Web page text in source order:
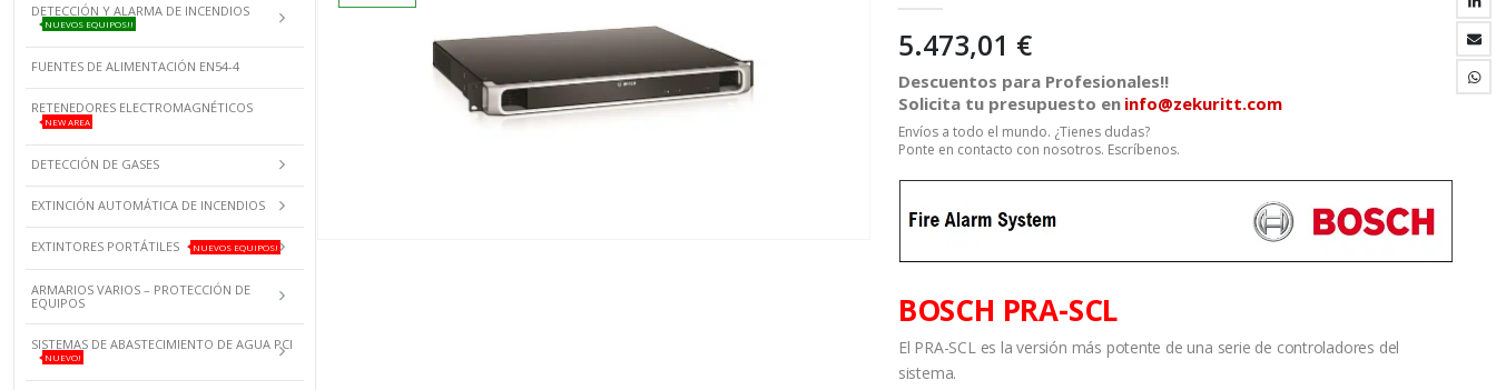
5.473,01 €
Descuentos para Profesionales!!
Solicita tu presupuesto en info@zekuritt.com
Envíos a todo el mundo. ¿Tienes dudas?
Ponte en contacto con nosotros. Escríbenos.
BOSCH PRA-SCL
El PRA-SCL es la versión más potente de una serie de controladores del
sistema.
DETECCIÓN Y ALARMA DE INCENDIOS
NUEVOS EQUIPOS!!
FUENTES DE ALIMENTACIÓN EN54-4
RETENEDORES ELECTROMAGNÉTICOS
NEW AREA
DETECCIÓN DE GASES
EXTINCIÓN AUTOMÁTICA DE INCENDIOS
EXTINTORES PORTÁTILES NUEVOS EQUIPOS!
ARMARIOS VARIOS – PROTECCIÓN DE
EQUIPOS
SISTEMAS DE ABASTECIMIENTO DE AGUA PCI
NUEVO!